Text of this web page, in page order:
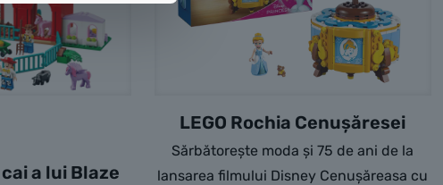
a lui Blaze
LEGO Rochia Cenușăresei
Sărbătorește moda și 75 de ani de la
lansarea filmului Disney Cenușăreasa cu